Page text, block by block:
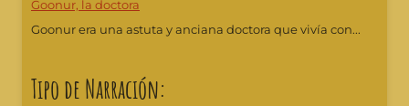
Goonur, la doctora
Goonur era una astuta y anciana doctora que vivía con...
Tipo de Narración: